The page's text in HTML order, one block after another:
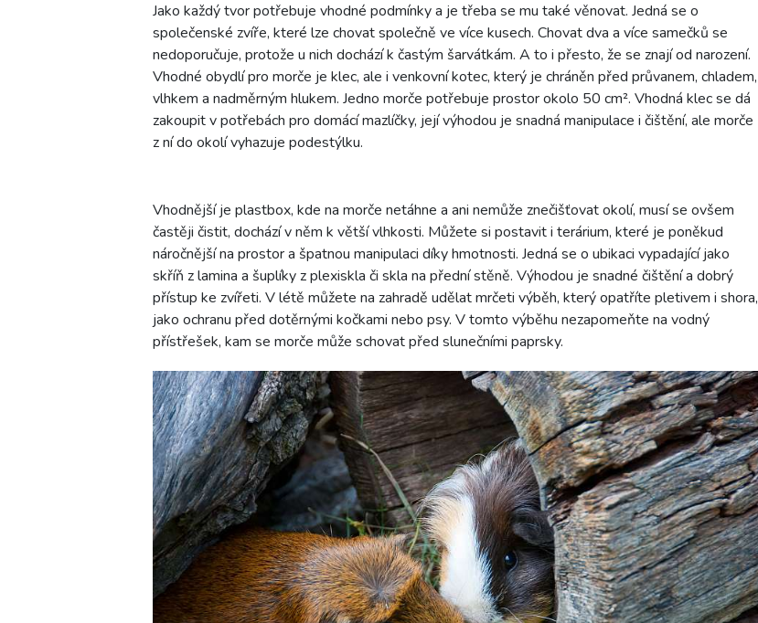
Jako každý tvor potřebuje vhodné podmínky a je třeba se mu také věnovat. Jedná se o
společenské zvíře, které lze chovat společně ve více kusech. Chovat dva a více samečků se
nedoporučuje, protože u nich dochází k častým šarvátkám. A to i přesto, že se znají od narození.
Vhodné obydlí pro morče je klec, ale i venkovní kotec, který je chráněn před průvanem, chladem,
vlhkem a nadměrným hlukem. Jedno morče potřebuje prostor okolo 50 cm². Vhodná klec se dá
zakoupit v potřebách pro domácí mazlíčky, její výhodou je snadná manipulace i čištění, ale morče
z ní do okolí vyhazuje podestýlku.
Vhodnější je plastbox, kde na morče netáhne a ani nemůže znečišťovat okolí, musí se ovšem
častěji čistit, dochází v něm k větší vlhkosti. Můžete si postavit i terárium, které je poněkud
náročnější na prostor a špatnou manipulaci díky hmotnosti. Jedná se o ubikaci vypadající jako
skříň z lamina a šuplíky z plexiskla či skla na přední stěně. Výhodou je snadné čištění a dobrý
přístup ke zvířeti. V létě můžete na zahradě udělat mrčeti výběh, který opatříte pletivem i shora,
jako ochranu před dotěrnými kočkami nebo psy. V tomto výběhu nezapomeňte na vodný
přístřešek, kam se morče může schovat před slunečními paprsky.